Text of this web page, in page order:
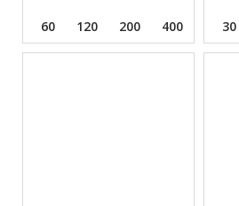
60
120 200 400
30